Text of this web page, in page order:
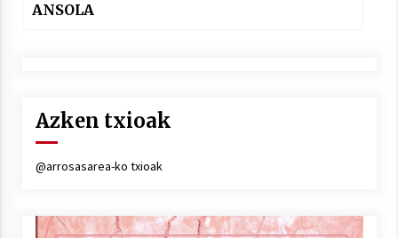
ANSOLA
Azken txioak
@arrosasarea-ko txioak